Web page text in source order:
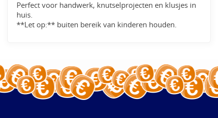
Perfect voor handwerk, knutselprojecten en klusjes in
huis.
**Let op:** buiten bereik van kinderen houden.